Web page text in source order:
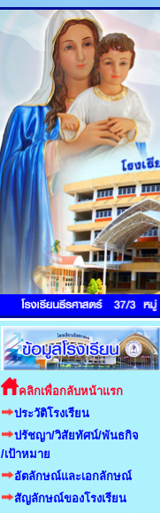
คลิกเพื่อกลับหน้าแรก
ประวัติโรงเรียน
ปรัชญา/วิสัยทัศน์/พันธกิจ
/เป้าหมาย
อัตลักษณ์และเอกลักษณ์
สัญลักษณ์ของโรงเรียน